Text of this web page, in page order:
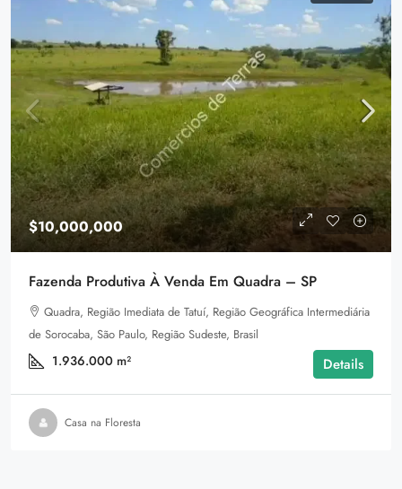
$10,000,000
Fazenda Produtiva À Venda Em Quadra – SP
Quadra, Região Imediata de Tatuí, Região Geográfica Intermediária
de Sorocaba, São Paulo, Região Sudeste, Brasil
1.936.000 m² Details
Casa na Floresta